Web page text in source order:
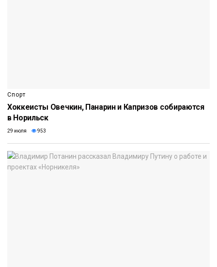
Спорт
Хоккеисты Овечкин, Панарин и Капризов собираются
в Норильск
29 июля 953